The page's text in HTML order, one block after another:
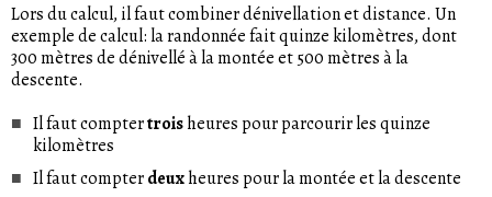
Lors du calcul, il faut combiner dénivellation et distance. Un
exemple de calcul: la randonnée fait quinze kilomètres, dont
300 mètres de dénivellé à la montée et 500 mètres à la
descente.
Il faut comptertroisheures pour parcourir les quinze
kilomètres
Il faut compterdeuxheures pour la montée et la descente